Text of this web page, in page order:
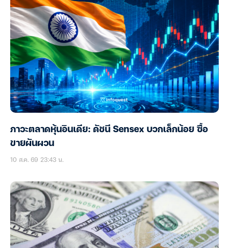
ภาวะตลาดหุ้นอินเดีย: ดัชนี Sensex บวกเล็กน้อย ซื้อ
ขายผันผวน
10 ส.ค. 69 23:43 น.